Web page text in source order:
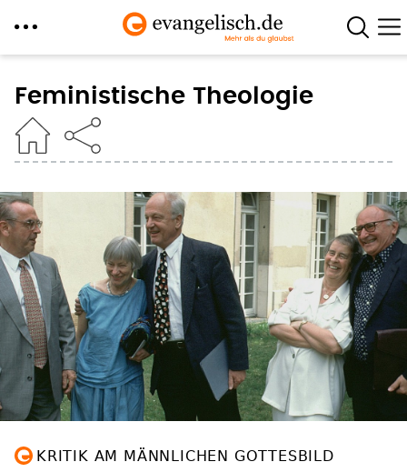
zum
Inhalt
Feministische Theologie
KRITIK AM MÄNNLICHEN GOTTESBILD